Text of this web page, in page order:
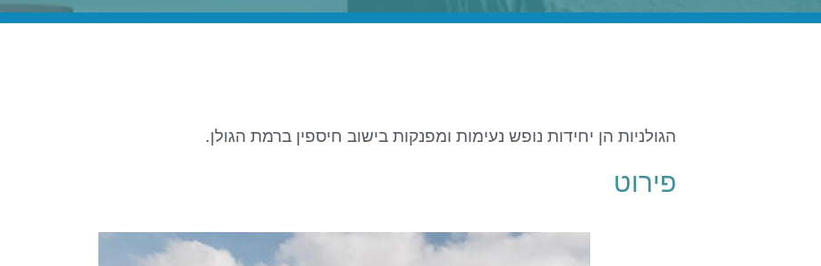
הגולניות הן יחידות נופש נעימות ומפנקות בישוב חיספין ברמת הגולן.
פירוט